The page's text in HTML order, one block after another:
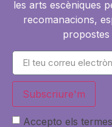
les arts escèniques
recomanacions,
Subscriure'm
Accepto els